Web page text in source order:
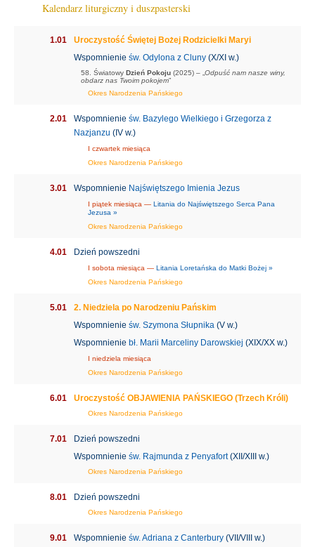
Kalendarz liturgiczny i duszpasterski
1.01
Uroczystość Świętej Bożej Rodzicielki Maryi
Wspomnienie św. Odylona z Cluny (X/XI w.)
58. Światowy Dzień Pokoju (2025) – Odpuść nam nasze winy,
obdarz nas Twoim pokojem”
Okres Narodzenia Pańskiego
2.01 Wspomnienie św. Bazylego Wielkiego i Grzegorza z
Nazjanzu (IV w.)
I czwartek miesiąca
Okres Narodzenia Pańskiego
3.01 Wspomnienie Najświętszego Imienia Jezus
I piątek miesiąca — Litania do Najświętszego Serca Pana
Jezusa »
Okres Narodzenia Pańskiego
4.01 Dzień powszedni
I sobota miesiąca — Litania Loretańska do Matki Bożej »
Okres Narodzenia Pańskiego
5.01
2. Niedziela po Narodzeniu Pańskim
Wspomnienie św. Szymona Słupnika (V w.)
Wspomnienie bł. Marii Marceliny Darowskiej (XIX/XX w.)
I niedziela miesiąca
Okres Narodzenia Pańskiego
6.01 Uroczystość OBJAWIENIA PAŃSKIEGO (Trzech Króli)
Okres Narodzenia Pańskiego
7.01
Dzień powszedni
Wspomnienie św. Rajmunda z Penyafort(XII/XIII w.)
Okres Narodzenia Pańskiego
8.01 Dzień powszedni
Okres Narodzenia Pańskiego
9.01 Wspomnienie św. Adriana z Canterbury (VII/VIII w.)